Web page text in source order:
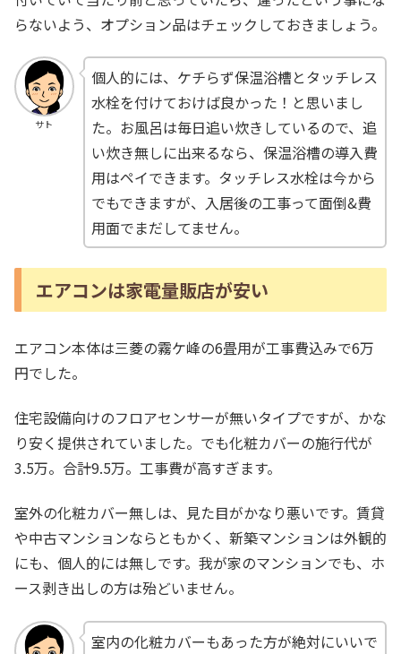
らないよう、オプション品はチェックしておきましょう。
サト
個人的には、ケチらず保温浴槽とタッチレス
水栓を付けておけば良かった！と思いまし
た。お風呂は毎日追い炊きしているので、追
い炊き無しに出来るなら、保温浴槽の導入費
用はペイできます。タッチレス水栓は今から
でもできますが、入居後の工事って面倒&費
用面でまだしてません。
エアコンは家電量販店が安い
エアコン本体は三菱の霧ケ峰の6畳用が工事費込みで6万
円でした。
住宅設備向けのフロアセンサーが無いタイプですが、かな
り安く提供されていました。でも化粧カバーの施行代が
3.5万。合計9.5万。工事費が高すぎます。
室外の化粧カバー無しは、見た目がかなり悪いです。賃貸
や中古マンションならともかく、新築マンションは外観的
にも、個人的には無しです。我が家のマンションでも、ホ
ース剥き出しの方は殆どいません。
室内の化粧カバーもあった方が絶対にいいで